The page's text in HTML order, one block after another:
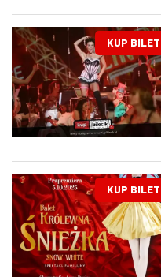
KUP BILET
KUP BILET